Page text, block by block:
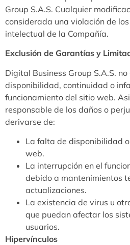
Group S.A.S. Cualquier
considerada una violación de
intelectual de la Compañía.
Exclusión de Garantías y
Digital Business Group S.A.S.
disponibilidad, continuidad o
funcionamiento del sitio web.
responsable de los daños o
derivarse de:
La falta de disponibilidad
web.
La interrupción en el
debido a mantenimientos
actualizaciones.
La existencia de virus u
que puedan afectar los
usuarios.
Hipervínculos